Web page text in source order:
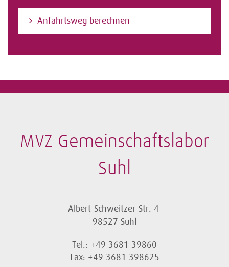
Anfahrtsweg berechnen
MVZ Gemeinschaftslabor
Suhl
Albert-Schweitzer-Str. 4
98527 Suhl
Tel.: +49 3681 39860
Fax: +49 3681 398625